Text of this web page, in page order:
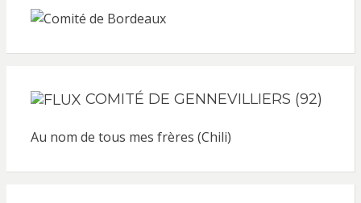
COMITÉ DE GENNEVILLIERS (92)
Au nom de tous mes frères (Chili)